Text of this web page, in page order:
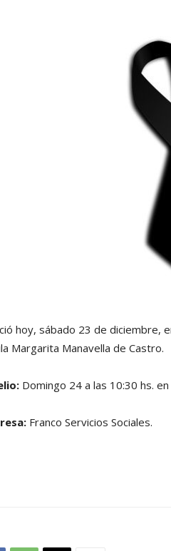
hoy, sábado 23 de diciembre,
Margarita Manavella de Castro.
Domingo 24 a las 10:30 hs.
Franco Servicios Sociales.